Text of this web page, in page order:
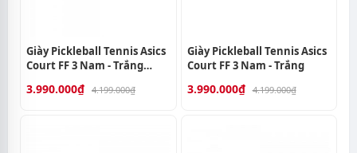
Giày Pickleball Tennis Asics
Court FF 3 Nam - Trắng
3.990.000₫ 4.199.000₫
Giày Pickleball Tennis Asics
Court FF 3 Nam - Trắng
3.990.000₫ 4.199.000₫